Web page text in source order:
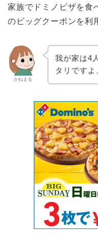
家族でドミノピザを食
のビッグクーポンを利
かねまる
我が家は4
タリですよ